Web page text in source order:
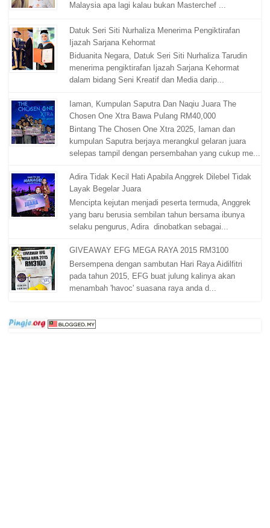
Malaysia apa lagi kalau bukan Masterchef ...
Datuk Seri Siti Nurhaliza Menerima Pengiktirafan
Ijazah Sarjana Kehormat
Biduanita Negara, Datuk Seri Siti Nurhaliza Tarudin
menerima pengiktirafan Ijazah Sarjana Kehormat
dalam bidang Seni Kreatif dan Media darip...
Iaman, Kumpulan Saputra Dan Naqiu Juara The
Chosen One Xtra Bawa Pulang RM40,000
Bintang The Chosen One Xtra 2025, Iaman dan
kumpulan Saputra berjaya merangkul gelaran juara
selepas tampil dengan persembahan yang cukup me...
Adira Tidak Kecil Hati Apabila Anggrek Dilebel Tidak
Layak Begelar Juara
Mencipta kejutan menjadi peserta termuda, Anggrek
yang baru berusia sembilan tahun bersama ibunya
selaku pengurus, Adira dinobatkan sebagai...
GIVEAWAY EFG MEGA RAYA 2015 RM3100
Bersempena dengan sambutan Hari Raya Aidilfitri
pada tahun 2015, EFG buat julung kalinya akan
menambah 'havoc' suasana raya anda d...